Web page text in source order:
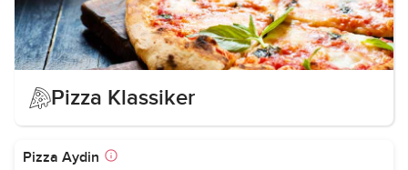
Pizza Klassiker
Pizza Aydin